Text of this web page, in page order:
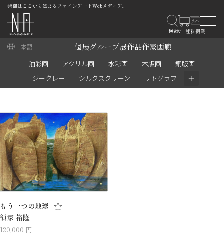
発信はここから始まるファインアートWebメディア。
日本語 個展グループ展作品作家画廊
油彩画 アクリル画 水彩画 木版画
銅版画
ジークレー
シルクスクリーン リトグラフ ＋
もう一つの地球
領家 裕隆
120,000 円